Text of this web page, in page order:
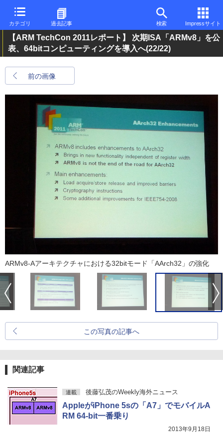
カテゴリ 過去記事 検索 Impressサイト
【ARM TechCon 2011レポート】 次期ISA「ARMv8」を公
表、64bitコンピューティングを導入へ(22/22)
前の画像
ARMv8-Aアーキテクチャにおける32bitモード「AArch32」の強化
この写真の記事へ
関連記事
連載 後藤弘茂のWeekly海外ニュース
AppleがiPhone 5sの「A7」でモバイルA
RM 64-bit一番乗り
2013年9月18日